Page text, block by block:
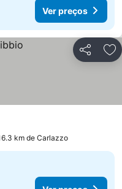
Ver preços
Partilhar
km de Carlazzo